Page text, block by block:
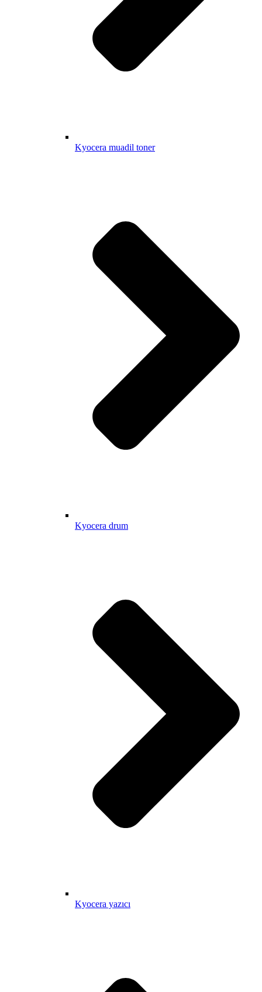
Kyocera muadil toner
Kyocera drum
Kyocera yazıcı